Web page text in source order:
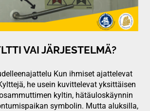
VAI JÄRJESTELMÄ?
Kun ihmiset ajattelevat
he usein kuvittelevat yksittäisen
kyltin, hätäuloskäynnin
symbolin. Mutta aluksilla,